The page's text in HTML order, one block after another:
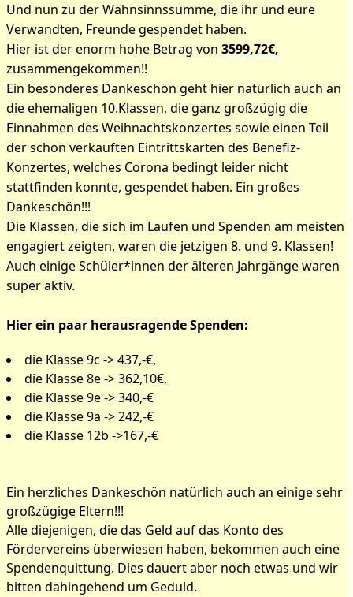
Und nun zu der Wahnsinnssumme, die ihr und eure
Verwandten, Freunde gespendet haben.
Hier ist der enorm hohe Betrag von 3599,72€,
zusammengekommen!!
Ein besonderes Dankeschön geht hier natürlich auch an
die ehemaligen 10.Klassen, die ganz großzügig die
Einnahmen des Weihnachtskonzertes sowie einen Teil
der schon verkauften Eintrittskarten des Benefiz-
Konzertes, welches Corona bedingt leider nicht
stattfinden konnte, gespendet haben. Ein großes
Dankeschön!!!
Die Klassen, die sich im Laufen und Spenden am meisten
engagiert zeigten, waren die jetzigen 8. und 9. Klassen!
Auch einige Schüler*innen der älteren Jahrgänge waren
super aktiv.
Hier ein paar herausragende Spenden:
die Klasse 9c -> 437,-€,
die Klasse 8e -> 362,10€,
die Klasse 9e -> 340,-€
die Klasse 9a -> 242,-€
die Klasse 12b ->167,-€
Ein herzliches Dankeschön natürlich auch an einige sehr
großzügige Eltern!!!
Alle diejenigen, die das Geld auf das Konto des
Fördervereins überwiesen haben, bekommen auch eine
Spendenquittung. Dies dauert aber noch etwas und wir
bitten dahingehend um Geduld.
Bilder zum Artikel: Charity
Challange